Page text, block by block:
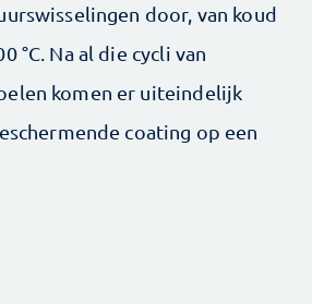
door, van koud
°C. Na al die cycli van
komen er uiteindelijk
coating op een